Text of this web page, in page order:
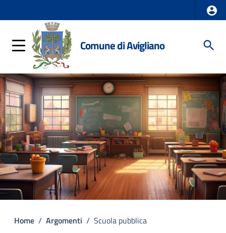
Comune di Avigliano
Home / Argomenti / Scuola pubblica